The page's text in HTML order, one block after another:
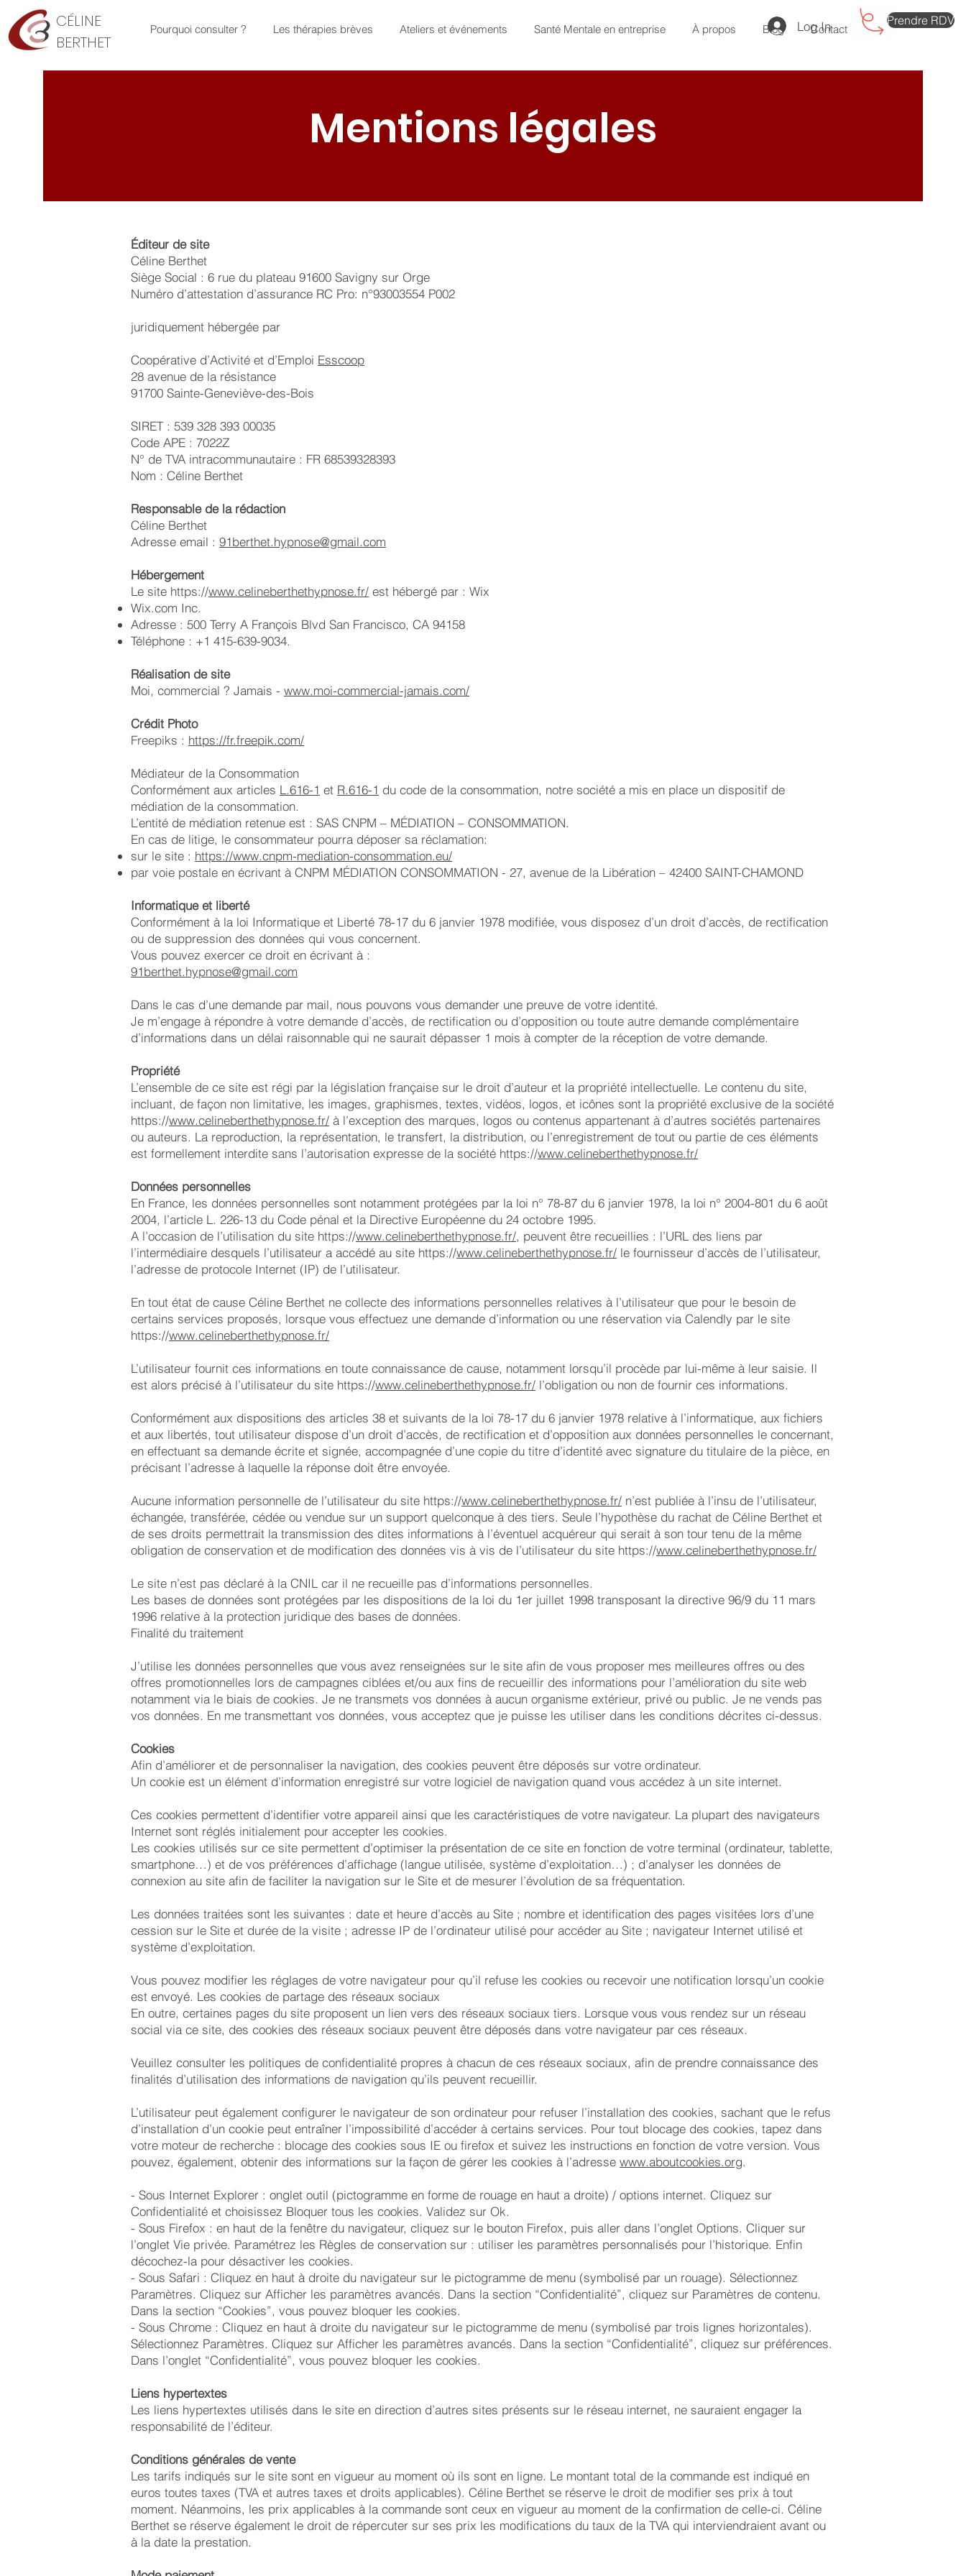
CÉLINE
BERTHET
Pourquoi consulter ? Les thérapies brèves Ateliers et événements Santé Mentale en entreprise À propos Blog Contact
Log In Prendre RDV
Mentions légales
Éditeur de site
Céline Berthet
Siège Social : 6 rue du plateau 91600 Savigny sur Orge
Numéro d’attestation d’assurance RC Pro: n°93003554 P002
juridiquement hébergée par
Coopérative d’Activité et d’Emploi Esscoop
28 avenue de la résistance
91700 Sainte-Geneviève-des-Bois
SIRET : 539 328 393 00035
Code APE : 7022Z
N° de TVA intracommunautaire : FR 68539328393
Nom : Céline Berthet
Responsable de la rédaction
Céline Berthet
Adresse email : 91berthet.hypnose@gmail.com
Hébergement
Le site https://www.celineberthethypnose.fr/ est hébergé par : Wix
Wix.com Inc.
Adresse : 500 Terry A François Blvd San Francisco, CA 94158
Téléphone : +1 415-639-9034.
Réalisation de site
Moi, commercial ? Jamais - www.moi-commercial-jamais.com/
Crédit Photo
Freepiks : https://fr.freepik.com/
Médiateur de la Consommation
Conformément aux articles L.616-1 et R.616-1 du code de la consommation, notre société a mis en place un dispositif de
médiation de la consommation.
L’entité de médiation retenue est : SAS CNPM – MÉDIATION – CONSOMMATION.
En cas de litige, le consommateur pourra déposer sa réclamation:
sur le site : https://www.cnpm-mediation-consommation.eu/
par voie postale en écrivant à CNPM MÉDIATION CONSOMMATION - 27, avenue de la Libération – 42400 SAINT-CHAMOND
Informatique et liberté
Conformément à la loi Informatique et Liberté 78-17 du 6 janvier 1978 modifiée, vous disposez d’un droit d’accès, de rectification
ou de suppression des données qui vous concernent.
Vous pouvez exercer ce droit en écrivant à :
91berthet.hypnose@gmail.com
Dans le cas d’une demande par mail, nous pouvons vous demander une preuve de votre identité.
Je m’engage à répondre à votre demande d’accès, de rectification ou d’opposition ou toute autre demande complémentaire
d’informations dans un délai raisonnable qui ne saurait dépasser 1 mois à compter de la réception de votre demande.
Propriété
L’ensemble de ce site est régi par la législation française sur le droit d’auteur et la propriété intellectuelle. Le contenu du site,
incluant, de façon non limitative, les images, graphismes, textes, vidéos, logos, et icônes sont la propriété exclusive de la société
https://www.celineberthethypnose.fr/ à l’exception des marques, logos ou contenus appartenant à d’autres sociétés partenaires
ou auteurs. La reproduction, la représentation, le transfert, la distribution, ou l’enregistrement de tout ou partie de ces éléments
est formellement interdite sans l’autorisation expresse de la société https://www.celineberthethypnose.fr/
Données personnelles
En France, les données personnelles sont notamment protégées par la loi n° 78-87 du 6 janvier 1978, la loi n° 2004-801 du 6 août
2004, l’article L. 226-13 du Code pénal et la Directive Européenne du 24 octobre 1995.
A l’occasion de l’utilisation du site https://www.celineberthethypnose.fr/, peuvent être recueillies : l’URL des liens par
l’intermédiaire desquels l’utilisateur a accédé au site https://www.celineberthethypnose.fr/ le fournisseur d’accès de l’utilisateur,
l’adresse de protocole Internet (IP) de l’utilisateur.
En tout état de cause Céline Berthet ne collecte des informations personnelles relatives à l’utilisateur que pour le besoin de
certains services proposés, lorsque vous effectuez une demande d’information ou une réservation via Calendly par le site
https://www.celineberthethypnose.fr/
L’utilisateur fournit ces informations en toute connaissance de cause, notamment lorsqu’il procède par lui-même à leur saisie. Il
est alors précisé à l’utilisateur du site https://www.celineberthethypnose.fr/ l’obligation ou non de fournir ces informations.
Conformément aux dispositions des articles 38 et suivants de la loi 78-17 du 6 janvier 1978 relative à l’informatique, aux fichiers
et aux libertés, tout utilisateur dispose d’un droit d’accès, de rectification et d’opposition aux données personnelles le concernant,
en effectuant sa demande écrite et signée, accompagnée d’une copie du titre d’identité avec signature du titulaire de la pièce, en
précisant l’adresse à laquelle la réponse doit être envoyée.
Aucune information personnelle de l’utilisateur du site https://www.celineberthethypnose.fr/ n’est publiée à l’insu de l’utilisateur,
échangée, transférée, cédée ou vendue sur un support quelconque à des tiers. Seule l’hypothèse du rachat de Céline Berthet et
de ses droits permettrait la transmission des dites informations à l’éventuel acquéreur qui serait à son tour tenu de la même
obligation de conservation et de modification des données vis à vis de l’utilisateur du site https://www.celineberthethypnose.fr/
Le site n’est pas déclaré à la CNIL car il ne recueille pas d’informations personnelles.
Les bases de données sont protégées par les dispositions de la loi du 1er juillet 1998 transposant la directive 96/9 du 11 mars
1996 relative à la protection juridique des bases de données.
Finalité du traitement
J’utilise les données personnelles que vous avez renseignées sur le site afin de vous proposer mes meilleures offres ou des
offres promotionnelles lors de campagnes ciblées et/ou aux fins de recueillir des informations pour l’amélioration du site web
notamment via le biais de cookies. Je ne transmets vos données à aucun organisme extérieur, privé ou public. Je ne vends pas
vos données. En me transmettant vos données, vous acceptez que je puisse les utiliser dans les conditions décrites ci-dessus.
Cookies
Afin d’améliorer et de personnaliser la navigation, des cookies peuvent être déposés sur votre ordinateur.
Un cookie est un élément d’information enregistré sur votre logiciel de navigation quand vous accédez à un site internet.
Ces cookies permettent d’identifier votre appareil ainsi que les caractéristiques de votre navigateur. La plupart des navigateurs
Internet sont réglés initialement pour accepter les cookies.
Les cookies utilisés sur ce site permettent d’optimiser la présentation de ce site en fonction de votre terminal (ordinateur, tablette,
smartphone…) et de vos préférences d’affichage (langue utilisée, système d’exploitation…) ; d’analyser les données de
connexion au site afin de faciliter la navigation sur le Site et de mesurer l’évolution de sa fréquentation.
Les données traitées sont les suivantes : date et heure d’accès au Site ; nombre et identification des pages visitées lors d’une
cession sur le Site et durée de la visite ; adresse IP de l’ordinateur utilisé pour accéder au Site ; navigateur Internet utilisé et
système d’exploitation.
Vous pouvez modifier les réglages de votre navigateur pour qu’il refuse les cookies ou recevoir une notification lorsqu’un cookie
est envoyé. Les cookies de partage des réseaux sociaux
En outre, certaines pages du site proposent un lien vers des réseaux sociaux tiers. Lorsque vous vous rendez sur un réseau
social via ce site, des cookies des réseaux sociaux peuvent être déposés dans votre navigateur par ces réseaux.
Veuillez consulter les politiques de confidentialité propres à chacun de ces réseaux sociaux, afin de prendre connaissance des
finalités d’utilisation des informations de navigation qu’ils peuvent recueillir.
L’utilisateur peut également configurer le navigateur de son ordinateur pour refuser l’installation des cookies, sachant que le refus
d’installation d’un cookie peut entraîner l’impossibilité d’accéder à certains services. Pour tout blocage des cookies, tapez dans
votre moteur de recherche : blocage des cookies sous IE ou firefox et suivez les instructions en fonction de votre version. Vous
pouvez, également, obtenir des informations sur la façon de gérer les cookies à l’adresse www.aboutcookies.org.
- Sous Internet Explorer : onglet outil (pictogramme en forme de rouage en haut a droite) / options internet. Cliquez sur
Confidentialité et choisissez Bloquer tous les cookies. Validez sur Ok.
- Sous Firefox : en haut de la fenêtre du navigateur, cliquez sur le bouton Firefox, puis aller dans l’onglet Options. Cliquer sur
l’onglet Vie privée. Paramétrez les Règles de conservation sur : utiliser les paramètres personnalisés pour l’historique. Enfin
décochez-la pour désactiver les cookies.
- Sous Safari : Cliquez en haut à droite du navigateur sur le pictogramme de menu (symbolisé par un rouage). Sélectionnez
Paramètres. Cliquez sur Afficher les paramètres avancés. Dans la section “Confidentialité”, cliquez sur Paramètres de contenu.
Dans la section “Cookies”, vous pouvez bloquer les cookies.
- Sous Chrome : Cliquez en haut à droite du navigateur sur le pictogramme de menu (symbolisé par trois lignes horizontales).
Sélectionnez Paramètres. Cliquez sur Afficher les paramètres avancés. Dans la section “Confidentialité”, cliquez sur préférences.
Dans l’onglet “Confidentialité”, vous pouvez bloquer les cookies.
​Liens hypertextes
Les liens hypertextes utilisés dans le site en direction d’autres sites présents sur le réseau internet, ne sauraient engager la
responsabilité de l’éditeur.
Conditions générales de vente
​Les tarifs indiqués sur le site sont en vigueur au moment où ils sont en ligne. Le montant total de la commande est indiqué en
euros toutes taxes (TVA et autres taxes et droits applicables). Céline Berthet se réserve le droit de modifier ses prix à tout
moment. Néanmoins, les prix applicables à la commande sont ceux en vigueur au moment de la confirmation de celle-ci. Céline
Berthet se réserve également le droit de répercuter sur ses prix les modifications du taux de la TVA qui interviendraient avant ou
à la date la prestation.